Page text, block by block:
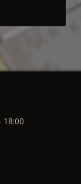
18:00